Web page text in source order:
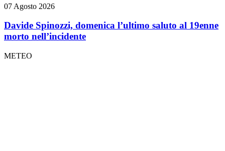
07 Agosto 2026
Davide Spinozzi, domenica l’ultimo saluto al 19enne
morto nell’incidente
METEO